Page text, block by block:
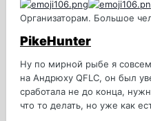
Организаторам. Большое
PikeHunter
Ну по мирной рыбе я
на Андрюху QFLC, он был
сработала не до конца,
что то делать, но уже как